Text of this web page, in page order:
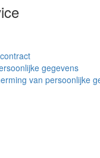
gegevens
van persoonlijke